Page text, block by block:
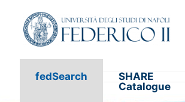
fedSearch
SHARE
Catalogue